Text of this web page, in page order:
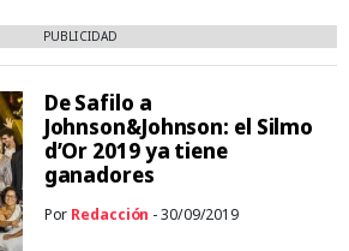
PUBLICIDAD
De Safilo a
Johnson&Johnson: el Silmo
d’Or 2019 ya tiene
ganadores
Por Redacción - 30/09/2019